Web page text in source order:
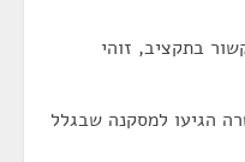
בתקציב, זוהי
הגיעו למסקנה שבגלל